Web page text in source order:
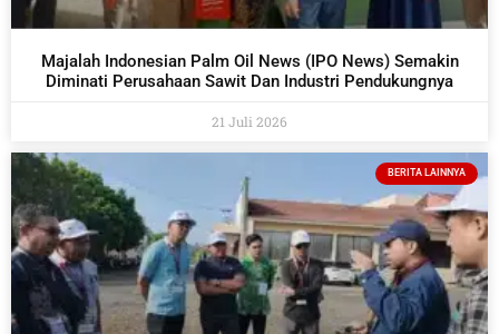
Majalah Indonesian Palm Oil News (IPO News) Semakin
Diminati Perusahaan Sawit Dan Industri Pendukungnya
21 Juli 2026
BERITA LAINNYA